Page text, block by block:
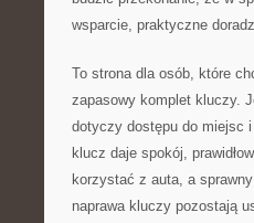
wsparcie, praktyczne
To strona dla osób, które
zapasowy komplet kluczy.
dotyczy dostępu do miejsc
klucz daje spokój,
korzystać z auta, a
naprawa kluczy pozostają